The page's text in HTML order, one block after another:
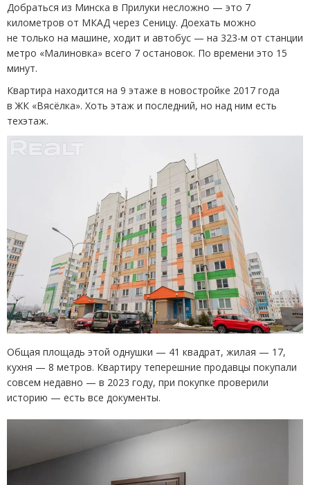
Добраться из Минска в Прилуки несложно — это 7
километров от МКАД через Сеницу. Доехать можно
не только на машине, ходит и автобус — на 323-м от станции
метро «Малиновка» всего 7 остановок. По времени это 15
минут.
Квартира находится на 9 этаже в новостройке 2017 года
в ЖК «Вясёлка». Хоть этаж и последний, но над ним есть
техэтаж.
Общая площадь этой однушки — 41 квадрат, жилая — 17,
кухня — 8 метров. Квартиру теперешние продавцы покупали
совсем недавно — в 2023 году, при покупке проверили
историю — есть все документы.